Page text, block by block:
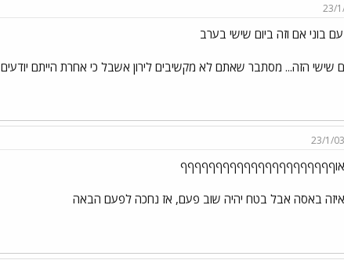
23/
בוני אם וזה ביום שישי בערב
שישי הזה... מסתבר שאתם לא מקשיבים לירון אשבל כי אחרת הייתם יודעים
23/1/03
אוףףףףףףףףףףףףףףףףףףףףףף
איזה באסה אבל בטח יהיה שוב פעם, אז נחכה לפעם הבאה